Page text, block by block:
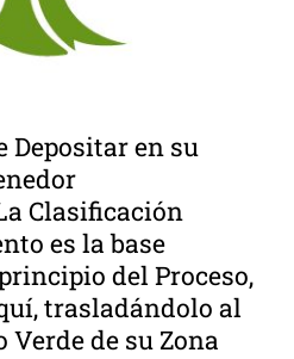
Depositar en su
Clasificación
es la base
del Proceso,
trasladándolo al
Verde de su Zona